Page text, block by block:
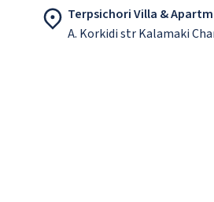
Terpsichori Villa &
A. Korkidi str Kalamaki